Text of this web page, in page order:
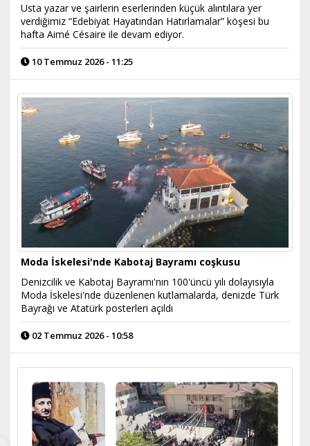
Usta yazar ve şairlerin eserlerinden küçük alıntılara yer
verdiğimiz “Edebiyat Hayatından Hatırlamalar” köşesi bu
hafta Aimé Césaire ile devam ediyor.
10 Temmuz 2026 - 11:25
Moda İskelesi'nde Kabotaj Bayramı coşkusu
Denizcilik ve Kabotaj Bayramı'nın 100'üncü yılı dolayısıyla
Moda İskelesi'nde düzenlenen kutlamalarda, denizde Türk
Bayrağı ve Atatürk posterleri açıldı
02 Temmuz 2026 - 10:58